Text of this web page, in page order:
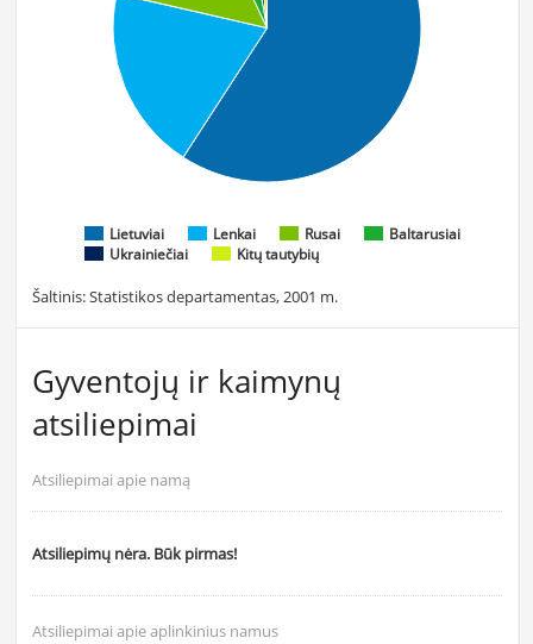
Lietuviai Lenkai Rusai
Baltarusiai
Ukrainiečiai
Kitų tautybių
Šaltinis: Statistikos departamentas, 2001 m.
Gyventojų ir kaimynų
atsiliepimai
Atsiliepimai apie namą
Atsiliepimų nėra. Būk pirmas!
Atsiliepimai apie aplinkinius namus